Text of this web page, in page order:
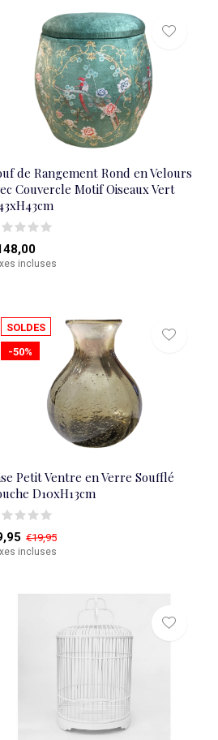
de Rangement Rond en Velours
Couvercle Motif Oiseaux Vert
incluses
SOLDES
-50%
Petit Ventre en Verre Soufflé
D10xH13cm
€19,95
incluses